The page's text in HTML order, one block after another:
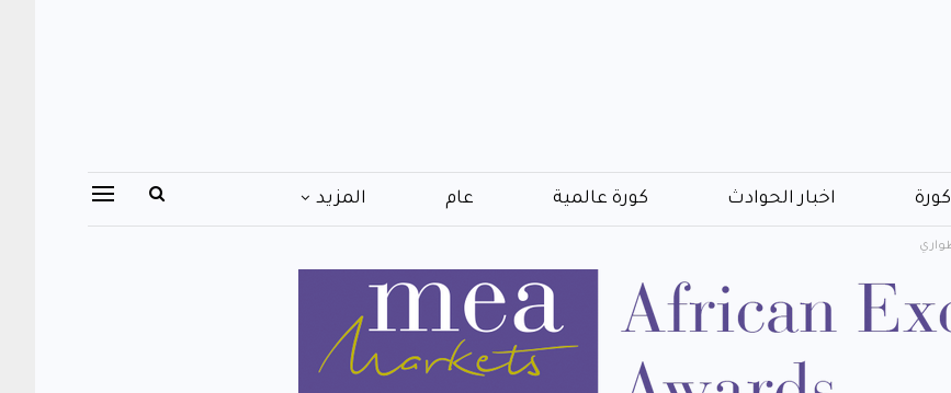
اخبار الحوادث كورة عالمية عام المزيد